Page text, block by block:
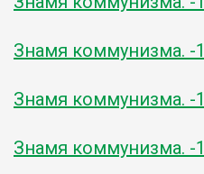
Знамя коммунизма. -
Знамя коммунизма. -
Знамя коммунизма. -